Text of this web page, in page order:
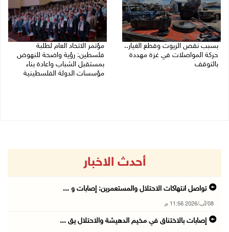
بسبب نقص الزيوت وقطع الغيار..
حركة المواصلات في غزة مهددة
بالتوقف
مؤتمر الاتحاد العام لطلبة
فلسطين: رؤية واضحة للنهوض
بمستقبل الشباب واعادة بناء
مؤسسات الدولة الفلسطينية
أحدث الاخبار
تواصل انتهاكات الاحتلال والمستعمرين: إصابات و ...
08/آب/2026 11:56 م
إصابات بالاختناق في مخيم الدهيشة والاحتلال يق ...